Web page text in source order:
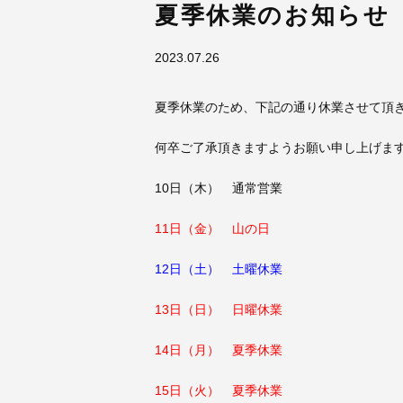
夏季休業のお知らせ
2023.07.26
夏季休業のため、下記の通り休業させて頂
何卒ご了承頂きますようお願い申し上げます
10日（木） 通常営業
11日（金） 山の日
12日（土） 土曜休業
13日（日） 日曜休業
14日（月） 夏季休業
15日（火） 夏季休業